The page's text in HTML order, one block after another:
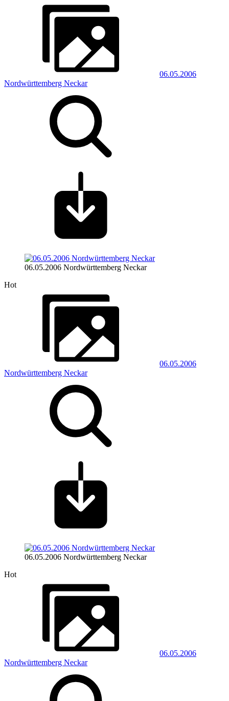
06.05.2006
Nordwürttemberg Neckar
06.05.2006 Nordwürttemberg Neckar
Hot
06.05.2006
Nordwürttemberg Neckar
06.05.2006 Nordwürttemberg Neckar
Hot
06.05.2006
Nordwürttemberg Neckar